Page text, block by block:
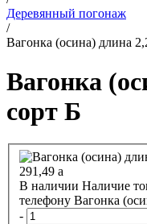
Деревянный погонаж
/
Вагонка (осина) длина
Вагонка
сорт Б
291,49 a
В наличии Наличие
телефону Вагонка
-